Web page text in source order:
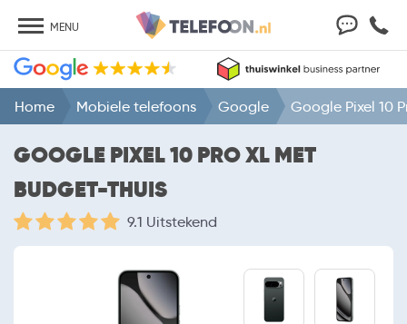
MENU
Home Mobiele telefoons Google Google Pixel 10
GOOGLE PIXEL 10 PRO XL MET
BUDGET-THUIS
9.1 Uitstekend